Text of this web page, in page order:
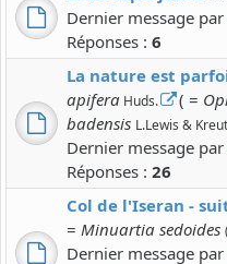
Dernier message par
Réponses : 6
La nature est
apifera Huds. ( =
badensis L.Lewis &
Dernier message par
Réponses : 26
Col de l'Iseran -
= Minuartia sedoides
Dernier message par